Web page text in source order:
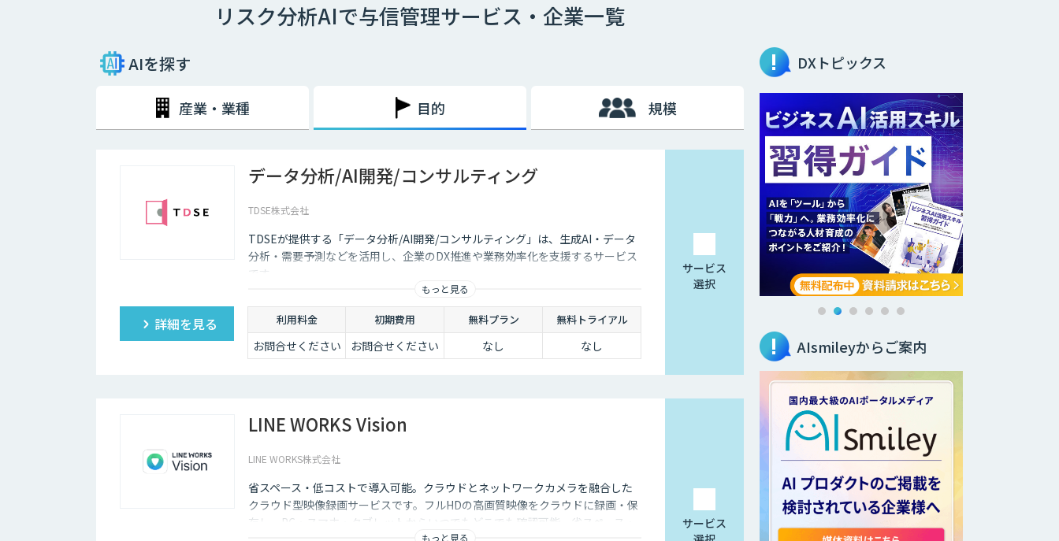
リスク分析は、データに基づいて自動的に判断するだけでは実際に利用するには不十分です。個々の判断理由を提示する
には、AIシステムの透明性と信頼性の担保する「ホワイトボックス化」が重要です。
リスク分析AIで与信管理サービス・企業一覧
AIを探す
産業・業種 目的 規模
データ分析/AI開発/コンサルティング
TDSE株式会社
TDSEが提供する「データ分析/AI開発/コンサルティング」は、生成AI・データ
分析・需要予測などを活用し、企業のDX推進や業務効率化を支援するサービス
です。
もっと見る
詳細を見る 利用料金 初期費用 無料プラン 無料トライアル
お問合せください お問合せください なし なし
サービス
選択
LINE WORKS Vision
LINE WORKS株式会社
省スペース・低コストで導入可能。クラウドとネットワークカメラを融合した
クラウド型映像録画サービスです。フルHDの高画質映像をクラウドに録画・保
存し、PC・スマホ・タブレットからいつでもどこでも確認可能。省スペース・
もっと見る
サービス
DXトピックス
AIsmileyからご案内